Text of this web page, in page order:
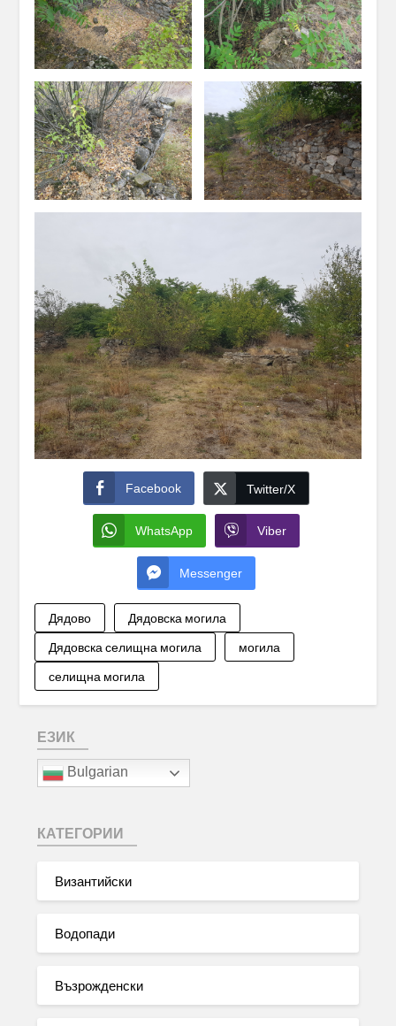
Facebook Twitter/X
WhatsApp Viber
Messenger
Дядово
Дядовска могила
Дядовска селищна могила
могила
селищна могила
ЕЗИК
Bulgarian
КАТЕГОРИИ
Византийски
Водопади
Възрожденски